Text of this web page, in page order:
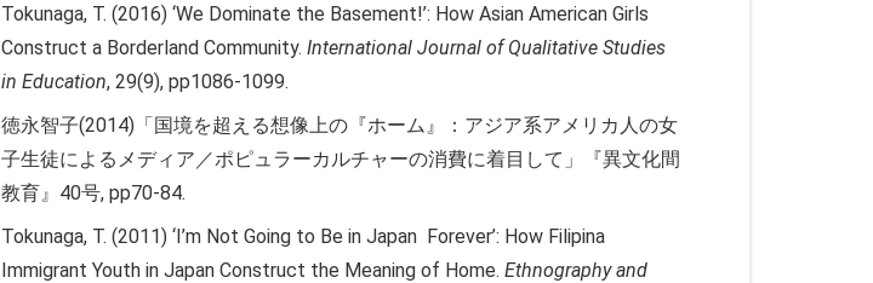
Tokunaga, T. (2016) ‘We Dominate the Basement!’: How Asian American Girls
Construct a Borderland Community. International Journal of Qualitative Studies
in Education, 29(9), pp1086-1099.
徳永智子(2014)「国境を超える想像上の『ホーム』：アジア系アメリカ人の女
子生徒によるメディア／ポピュラーカルチャーの消費に着目して」『異文化間
教育』40号, pp70-84.
Tokunaga, T. (2011) ‘I’m Not Going to Be in Japan Forever’: How Filipina
Immigrant Youth in Japan Construct the Meaning of Home. Ethnography and